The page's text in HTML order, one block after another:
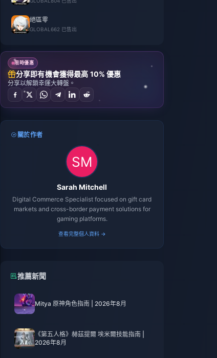
絕區零
GLOBAL 662 已售出
限時優惠
分享即有機會獲得最高 10% 優惠
分享以解鎖幸運大轉盤。
關於作者
Sarah Mitchell
Digital Commerce Specialist focused on gift card
markets and cross-border payment solutions for
gaming platforms.
查看完整個人資料 →
推薦新聞
Mitya 原神角色指南 | 2026年8月
《第五人格》赫茲提爾 埃米爾技能指南 |
2026年8月